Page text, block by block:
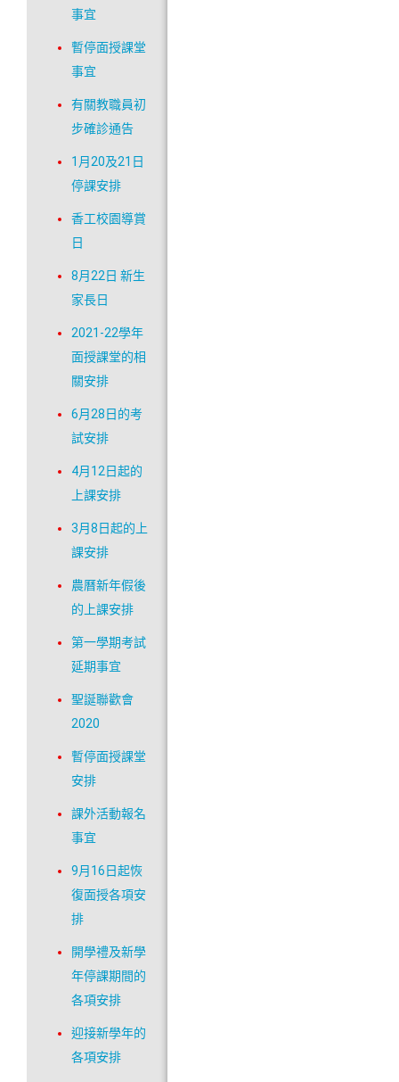
事宜
暫停面授課堂
事宜
有關教職員初
步確診通告
1月20及21日
停課安排
香工校園導賞
日
8月22日 新生
家長日
2021-22學年
面授課堂的相
關安排
6月28日的考
試安排
4月12日起的
上課安排
3月8日起的上
課安排
農曆新年假後
的上課安排
第一學期考試
延期事宜
聖誕聯歡會
2020
暫停面授課堂
安排
課外活動報名
事宜
9月16日起恢
復面授各項安
排
開學禮及新學
年停課期間的
各項安排
迎接新學年的
各項安排